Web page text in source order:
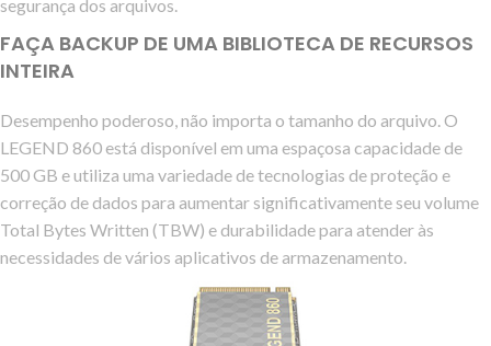
segurança dos arquivos.
FAÇA BACKUP DE UMA BIBLIOTECA DE RECURSOS
INTEIRA
Desempenho poderoso, não importa o tamanho do arquivo. O
LEGEND 860 está disponível em uma espaçosa capacidade de
500 GB e utiliza uma variedade de tecnologias de proteção e
correção de dados para aumentar significativamente seu volume
Total Bytes Written (TBW) e durabilidade para atender às
necessidades de vários aplicativos de armazenamento.